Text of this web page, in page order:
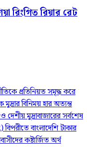
রিংগিত রিয়ার রেট
প্রতিনিয়ত সমৃদ্ধ করে
মুদ্রার বিনিময় হার অত্যন্ত
মুদ্রাবাজারের সর্বশেষ
বাংলাদেশি টাকার
কষ্টার্জিত অর্থ